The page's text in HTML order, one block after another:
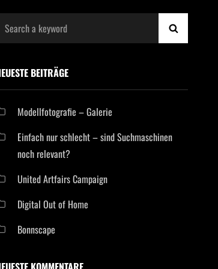
Search
BEITRÄGE
Modellfotografie – Galerie
Einfach nur schlecht – sind Suchmaschinen
noch relevant?
United Artfairs Campaign
Digital Out of Home
Bonnscape